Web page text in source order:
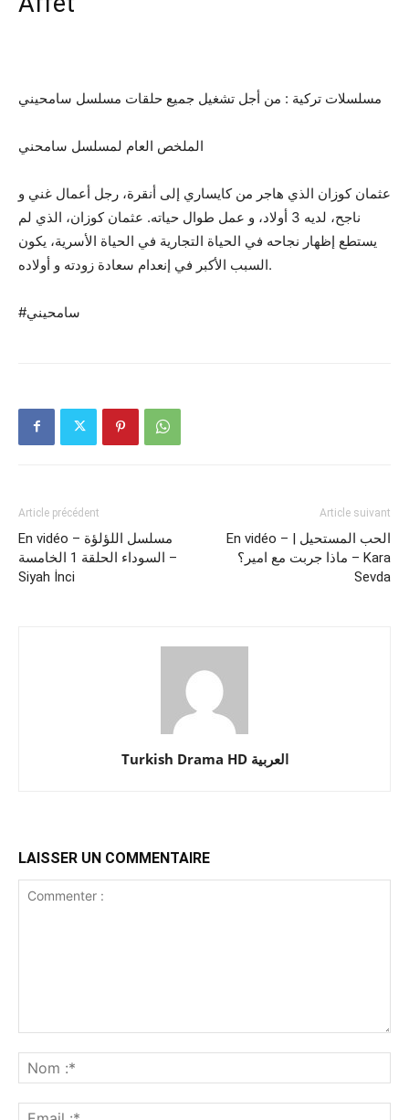
مسلسلات تركية : من أجل تشغيل جميع حلقات مسلسل سامحيني
الملخص العام لمسلسل سامحني
عثمان كوزان الذي هاجر من كايساري إلى أنقرة، رجل أعمال غني و
ناجح، لديه 3 أولاد، و عمل طوال حياته. عثمان كوزان، الذي لم
يستطع إظهار نجاحه في الحياة التجارية في الحياة الأسرية، يكون
السبب الأكبر في إنعدام سعادة زودته و أولاده.
#سامحيني
Article précédent
En vidéo – مسلسل اللؤلؤة
السوداء الحلقة 1 الخامسة –
Siyah İnci
Article suivant
En vidéo – الحب المستحيل |
ماذا جربت مع امير؟ – Kara
Sevda
Turkish Drama HD العربية
LAISSER UN COMMENTAIRE